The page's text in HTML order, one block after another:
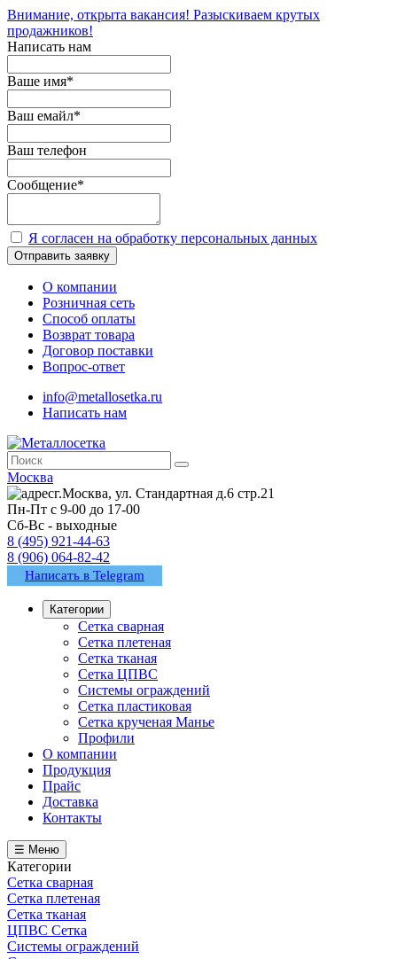
Внимание, открыта вакансия! Разыскиваем крутых
продажников!
Написать нам
Ваше имя*
Ваш емайл*
Ваш телефон
Сообщение*
Я согласен на обработку персональных данных
Отправить заявку
О компании
Розничная сеть
Способ оплаты
Возврат товара
Договор поставки
Вопрос-ответ
info@metallosetka.ru
Написать нам
Москва
г.Москва, ул. Стандартная д.6 стр.21
Пн-Пт с 9-00 до 17-00
Сб-Вс - выходные
8 (495) 921-44-63
8 (906) 064-82-42
Написать в Telegram
Категории
Сетка сварная
Сетка плетеная
Сетка тканая
Сетка ЦПВС
Системы ограждений
Сетка пластиковая
Сетка крученая Манье
Профили
О компании
Продукция
Прайс
Доставка
Контакты
☰ Меню
Категории
Сетка сварная
Сетка плетеная
Сетка тканая
ЦПВС Сетка
Системы ограждений